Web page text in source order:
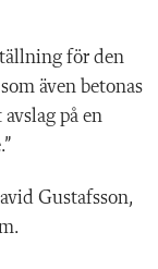
för den
även betonas
på en
Gustafsson,